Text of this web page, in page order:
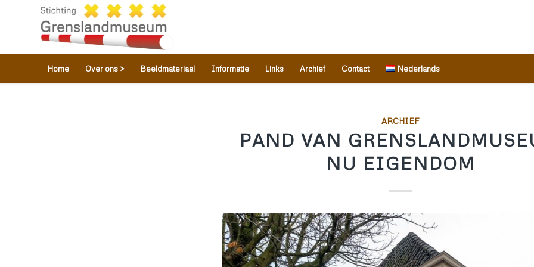
Home Over ons > Beeldmateriaal Informatie Links Archief Contact Nederlands
ARCHIEF
PAND VAN
NU EIGENDOM